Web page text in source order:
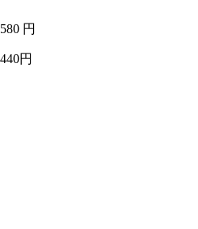
円
円